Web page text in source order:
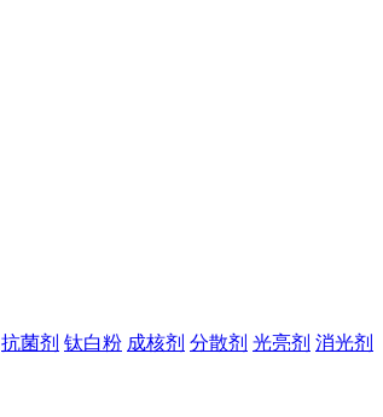
抗菌剂 钛白粉 成核剂 分散剂 光亮剂 消光剂